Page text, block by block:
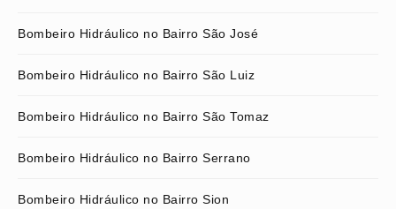
Bombeiro Hidráulico no Bairro São José
Bombeiro Hidráulico no Bairro São Luiz
Bombeiro Hidráulico no Bairro São Tomaz
Bombeiro Hidráulico no Bairro Serrano
Bombeiro Hidráulico no Bairro Sion